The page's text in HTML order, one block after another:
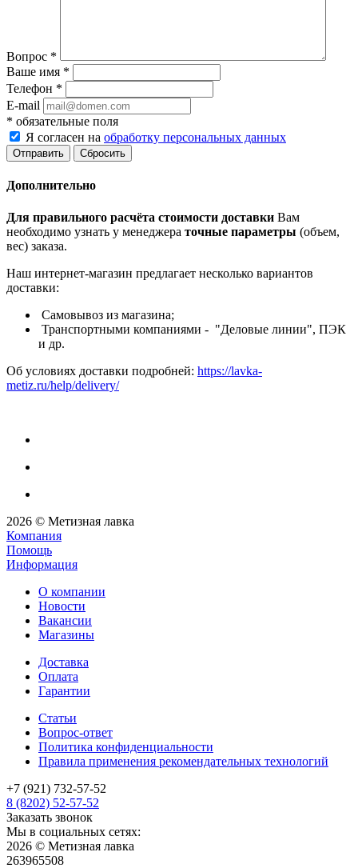
Вопрос *
Ваше имя *
Телефон *
E-mail
* обязательные поля
Я согласен на обработку персональных данных
Сбросить
Дополнительно
Для правильного расчёта стоимости доставки Вам
необходимо узнать у менеджера точные параметры (объем,
вес) заказа.
Наш интернет-магазин предлагает несколько вариантов
доставки:
Самовывоз из магазина;
Транспортными компаниями - "Деловые линии", ПЭК
и др.
Об условиях доставки подробней: https://lavka-
metiz.ru/help/delivery/
2026 © Метизная лавка
Компания
Помощь
Информация
О компании
Новости
Вакансии
Магазины
Доставка
Оплата
Гарантии
Статьи
Вопрос-ответ
Политика конфиденциальности
Правила применения рекомендательных технологий
+7 (921) 732-57-52
8 (8202) 52-57-52
Заказать звонок
Мы в социальных сетях:
2026 © Метизная лавка
263965508